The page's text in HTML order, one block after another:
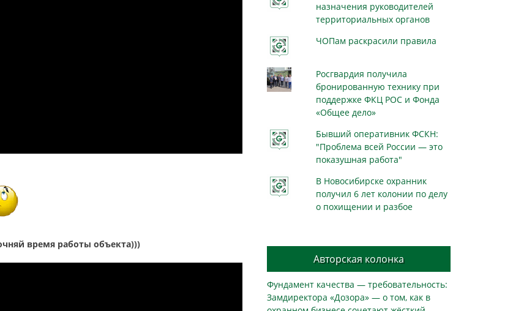
время работы объекта)))
назначения руководителей
территориальных органов
ЧОПам раскрасили правила
Росгвардия получила
бронированную технику при
поддержке ФКЦ РОС и Фонда
«Общее дело»
Бывший оперативник ФСКН:
"Проблема всей России — это
показушная работа"
В Новосибирске охранник
получил 6 лет колонии по делу
о похищении и разбое
Авторская колонка
Фундамент качества — требовательность:
Замдиректора «Дозора» — о том, как в